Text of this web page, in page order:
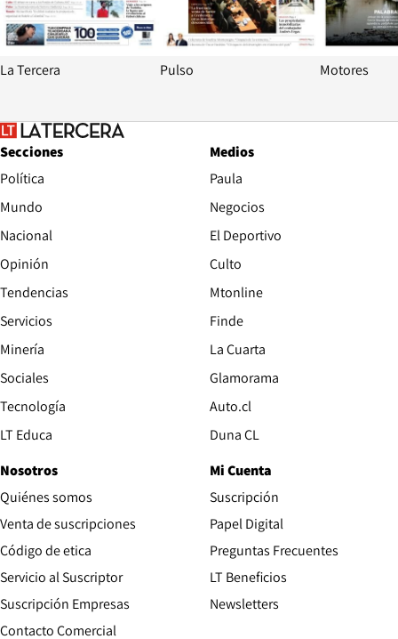
La Tercera Pulso Motores
Secciones
Política
Mundo
Nacional
Opinión
Tendencias
Servicios
Minería
Sociales
Tecnología
LT Educa
Medios
Paula
Negocios
El Deportivo
Culto
Mtonline
Finde
La Cuarta
Glamorama
Auto.clOpens in new window
Duna CLOpens in new window
Nosotros
Quiénes somos
Venta de suscripciones
Código de etica Opens in new window
Servicio al Suscriptor
Suscripción Empresas
Contacto ComercialOpens in new window
Mi Cuenta
Suscripción
Papel DigitalOpens in new
Preguntas Frecuentes
LT Beneficios
Newsletters